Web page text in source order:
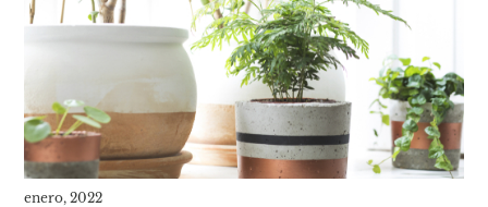
enero, 2022